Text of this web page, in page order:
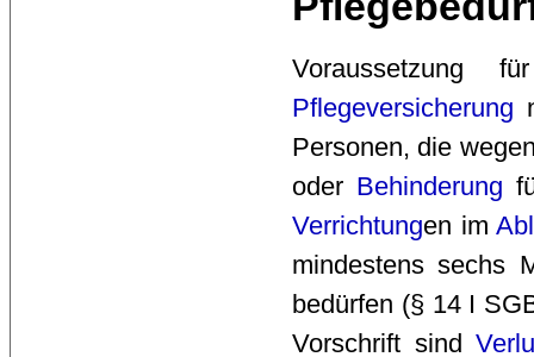
Voraussetzung
Pflegeversicherung
Personen, die
oder Behinderung
Verrichtungen im
mindestens sechs
bedürfen (§ 14 I
Vorschrift sind